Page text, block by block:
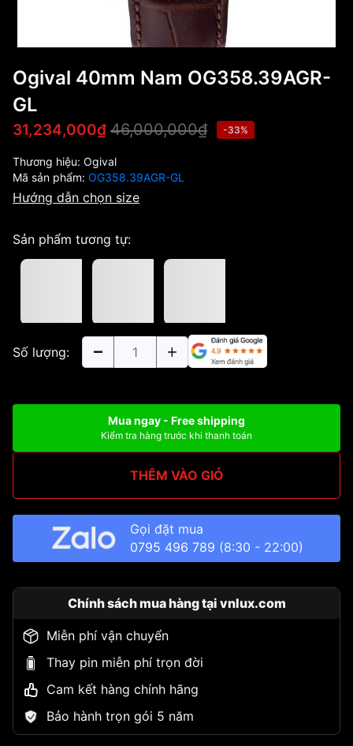
Ogival 40mm Nam OG358.39AGR-
GL
31,234,000₫ 46,000,000₫ -33%
Thương hiệu: Ogival
Mã sản phẩm: OG358.39AGR-GL
Hướng dẫn chọn size
Sản phẩm tương tự:
Số lượng:
Mua ngay - Free shipping
Kiểm tra hàng trước khi thanh toán
THÊM VÀO GIỎ
Gọi đặt mua
0795 496 789 (8:30 - 22:00)
Chính sách mua hàng tại vnlux.com
Miễn phí vận chuyển
Thay pin miễn phí trọn đời
Cam kết hàng chính hãng
Bảo hành trọn gói 5 năm